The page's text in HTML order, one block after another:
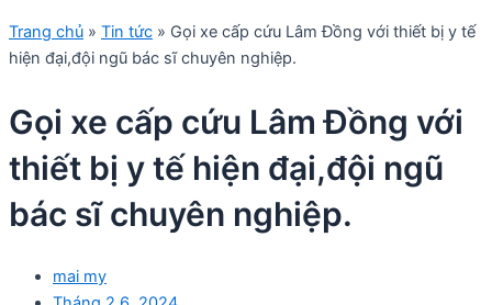
Trang chủ » Tin tức » Gọi xe cấp cứu Lâm Đồng với thiết bị y tế
hiện đại,đội ngũ bác sĩ chuyên nghiệp.
Gọi xe cấp cứu Lâm Đồng với
thiết bị y tế hiện đại,đội ngũ
bác sĩ chuyên nghiệp.
mai my